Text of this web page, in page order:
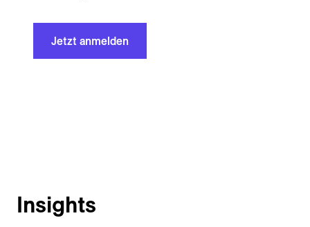
Jetzt anmelden
Insights